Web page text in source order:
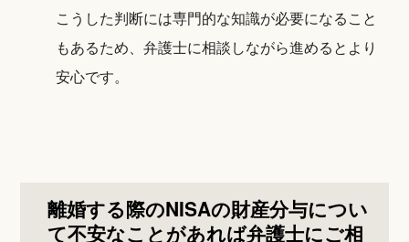
こうした判断には専門的な知識が必要になること
もあるため、弁護士に相談しながら進めるとより
安心です。
離婚する際のNISAの財産分与につい
て不安なことがあれば弁護士にご相